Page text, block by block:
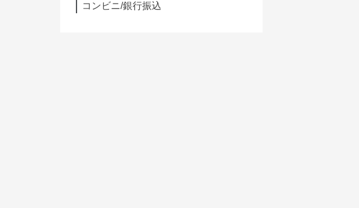
コンビニ/銀行振込